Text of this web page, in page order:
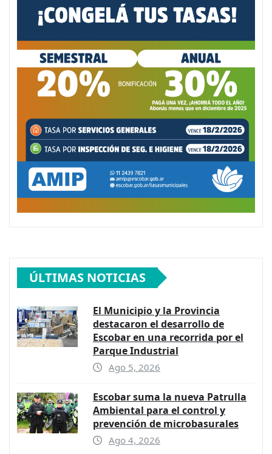
ÚLTIMAS NOTICIAS
El Municipio y la Provincia
destacaron el desarrollo de
Escobar en una recorrida por el
Parque Industrial
Ago 5, 2026
Escobar suma la nueva Patrulla
Ambiental para el control y
prevención de microbasurales
Ago 4, 2026